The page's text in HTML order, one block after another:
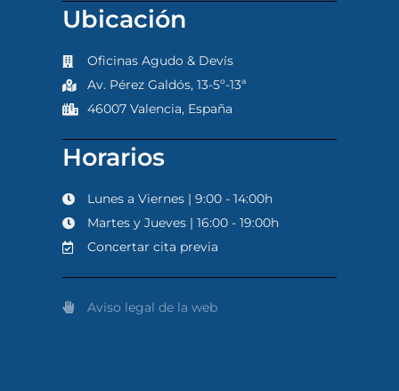
Ubicación
Oficinas Agudo & Devís
Av. Pérez Galdós, 13-5º-13ª
46007 Valencia, España
Horarios
Lunes a Viernes | 9:00 - 14:00h
Martes y Jueves | 16:00 - 19:00h
Concertar cita previa
Aviso legal de la web